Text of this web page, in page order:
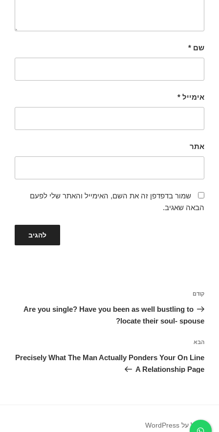
שם *
אימייל *
אתר
שמור בדפדפן זה את השם, האימייל והאתר שלי לפעם
הבאה שאגיב.
הפוסט
הקודם
קודם
Are you single? Have you been as well bustling to
locate their soul- spouse?
הפוסט
הבא
הבא
Precisely What The Man Actually Ponders Your On Line
A Relationship Page
פועל על WordPress